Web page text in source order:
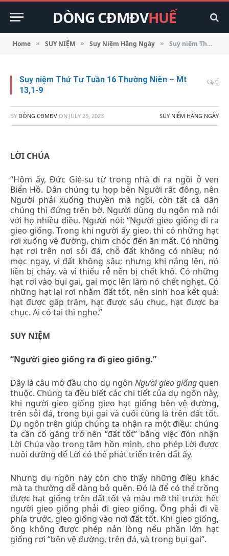
DÒNG CĐMĐVHUẾ
Home » SUY NIỆM » Suy Niệm Hằng Ngày » Suy niệm Thứ Tư Tuần 16 Thường Niên – Mt 13,1-9
Suy niệm Thứ Tư Tuần 16 Thường Niên – Mt
13,1-9
0
BY DÒNG CĐMĐV ON JULY 25, 2023 SUY NIỆM HẰNG NGÀY
LỜI CHÚA
“Hôm ấy, Đức Giê-su từ trong nhà đi ra ngồi ở ven
Biển Hồ. Dân chúng tụ họp bên Người rất đông, nên
Người phải xuống thuyền mà ngồi, còn tất cả dân
chúng thì đứng trên bờ. Người dùng dụ ngôn mà nói
với họ nhiều điều. Người nói: “Người gieo giống đi ra
gieo giống. Trong khi người ấy gieo, thì có những hạt
rơi xuống vệ đường, chim chóc đến ăn mất. Có những
hạt rơi trên nơi sỏi đá, chỗ đất không có nhiều; nó
mọc ngay, vì đất không sâu; nhưng khi nắng lên, nó
liền bị cháy, và vì thiếu rễ nên bị chết khô. Có những
hạt rơi vào bụi gai, gai mọc lên làm nó chết nghẹt. Có
những hạt lại rơi nhằm đất tốt, nên sinh hoa kết quả:
hạt được gấp trăm, hạt được sáu chục, hạt được ba
chục. Ai có tai thì nghe.”
SUY NIỆM
“Người gieo giống ra đi gieo giống.”
Đây là câu mở đầu cho dụ ngôn Người gieo giốngquen
thuộc. Chúng ta đều biết các chi tiết của dụ ngôn này,
khi người gieo giống gieo hạt giống bên vệ đường,
trên sỏi đá, trong bụi gai và cuối cùng là trên đất tốt.
Dụ ngôn trên giúp chúng ta nhận ra một điều: chúng
ta cần cố gắng trở nên “đất tốt” bằng việc đón nhận
Lời Chúa vào trong tâm hồn mình, cho phép Lời được
nuôi dưỡng để Lời có thể phát triển trên đất ấy.
Nhưng dụ ngôn này còn cho thấy những điều khác
mà ta thường dễ dàng bỏ quên. Đó là để có thể trồng
được hạt giống trên đất tốt và màu mỡ thì trước hết
người gieo giống phải đi gieo giống. Ông phải đi về
phía trước, gieo giống vào nơi đất tốt. Khi gieo giống,
ông không được phép nản lòng nếu phần lớn hạt
giống rơi “bên vệ đường, trên đá, và trong bụi gai”.